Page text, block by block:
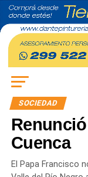
SOCIEDAD
Cuenca
El Papa Francisco